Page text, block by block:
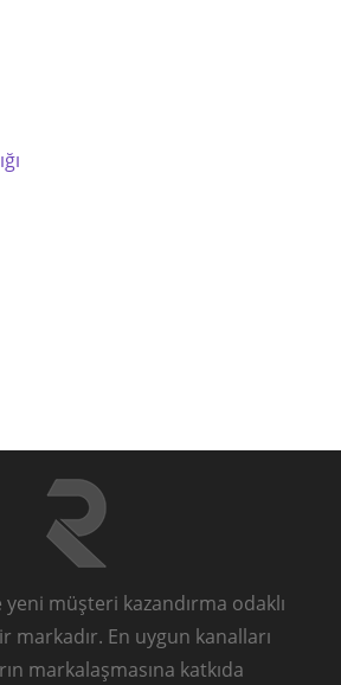
müşteri kazandırma odaklı
markadır. En uygun kanalları
markalaşmasına katkıda